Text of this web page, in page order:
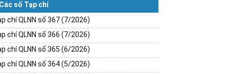
Các số Tạp chí
chí QLNN số 367 (7/2026)
chí QLNN số 366 (7/2026)
chí QLNN số 365 (6/2026)
chí QLNN số 364 (5/2026)